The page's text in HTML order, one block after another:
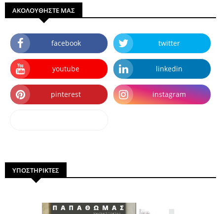
ΑΚΟΛΟΥΘΗΣΤΕ ΜΑΣ
facebook twitter
youtube linkedin
pinterest instagram
ΥΠΟΣΤΗΡΙΚΤΕΣ